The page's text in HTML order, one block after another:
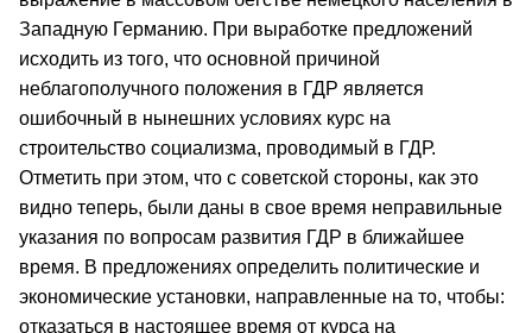
Западную Германию. При выработке предложений
исходить из того, что основной причиной
неблагополучного положения в ГДР является
ошибочный в нынешних условиях курс на
строительство социализма, проводимый в ГДР.
Отметить при этом, что с советской стороны, как это
видно теперь, были даны в свое время неправильные
указания по вопросам развития ГДР в ближайшее
время. В предложениях определить политические и
экономические установки, направленные на то, чтобы:
отказаться в настоящее время от курса на